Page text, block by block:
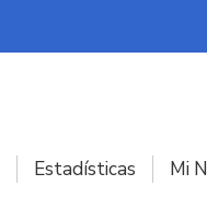
Estadísticas Mi